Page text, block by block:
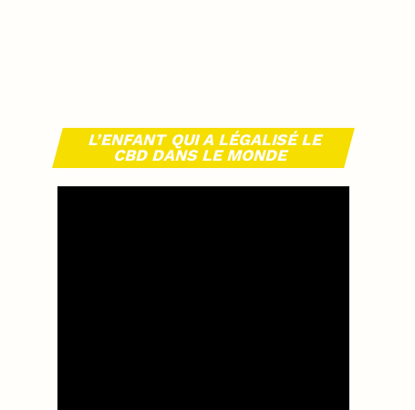
L’ENFANT QUI A LÉGALISÉ LE
CBD DANS LE MONDE